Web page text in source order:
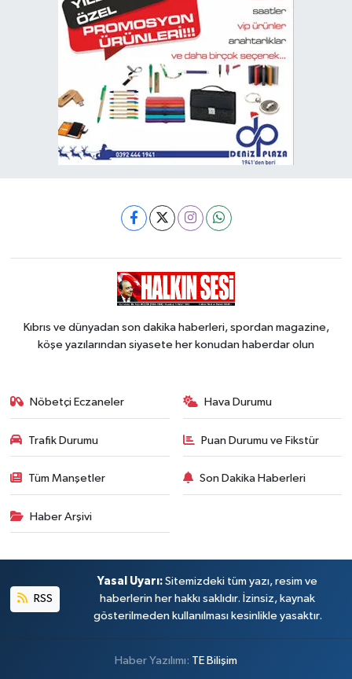
Kıbrıs ve dünyadan son dakika haberleri, spordan magazine,
köşe yazılarından siyasete her konudan haberdar olun
Nöbetçi Eczaneler Hava Durumu
Trafik Durumu Puan Durumu ve Fikstür
Tüm Manşetler Son Dakika Haberleri
Haber Arşivi
RSS
Yasal Uyarı: Sitemizdeki tüm yazı, resim ve
haberlerin her hakkı saklıdır. İzinsiz, kaynak
gösterilmeden kullanılması kesinlikle yasaktır.
Haber Yazılımı: TE Bilişim